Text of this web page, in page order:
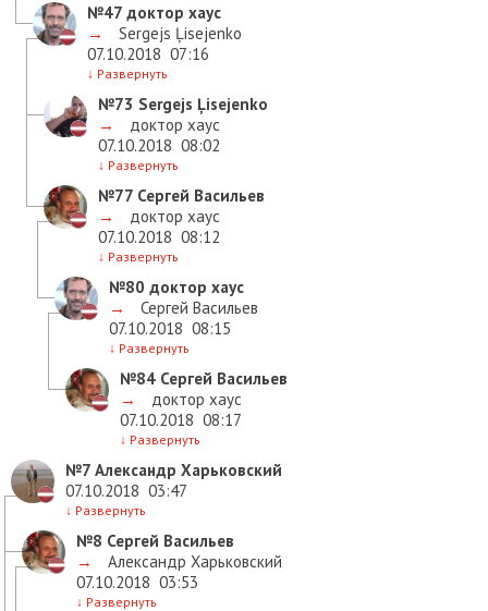
№47 доктор хаус
→
Sergejs Ļisejenko
07.10.2018 07:16
↓ Развернуть
№73 Sergejs Ļisejenko
→
доктор хаус
07.10.2018 08:02
↓ Развернуть
№77 Сергей Васильев
→
доктор хаус
07.10.2018 08:12
↓ Развернуть
№80 доктор хаус
→
Сергей Васильев
07.10.2018 08:15
↓ Развернуть
№84 Сергей Васильев
→
доктор хаус
07.10.2018 08:17
↓ Развернуть
№7 Александр Харьковский
07.10.2018 03:47
↓ Развернуть
№8 Сергей Васильев
→
Александр Харьковский
07.10.2018 03:53
↓ Развернуть